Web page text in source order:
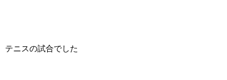
テニスの試合でした